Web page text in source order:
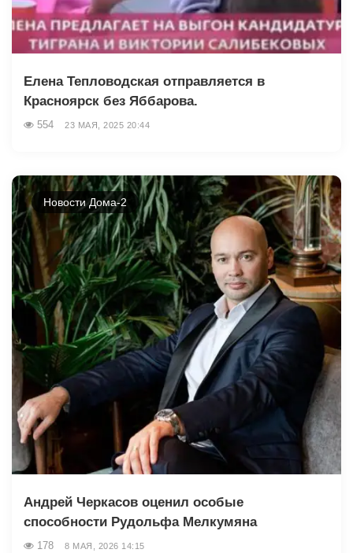
Елена Тепловодская отправляется в
Красноярск без Яббарова.
554 23 МАЯ, 2025 20:44
Новости Дома-2
Андрей Черкасов оценил особые
способности Рудольфа Мелкумяна
178 8 МАЯ, 2026 14:15